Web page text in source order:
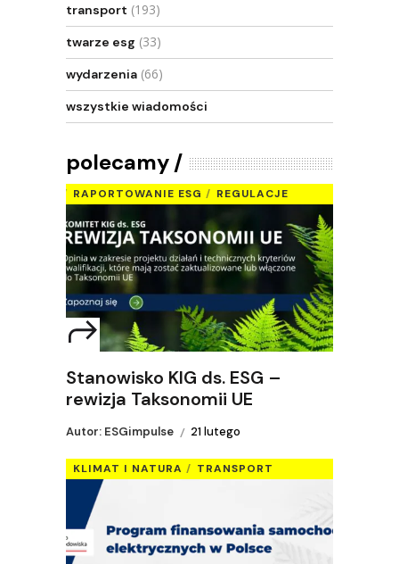
transport (193)
twarze esg (33)
wydarzenia (66)
wszystkie wiadomości
polecamy
RAPORTOWANIE ESG REGULACJE
Stanowisko KIG ds. ESG –
rewizja Taksonomii UE
Autor: ESGimpulse 21 lutego
KLIMAT I NATURA TRANSPORT